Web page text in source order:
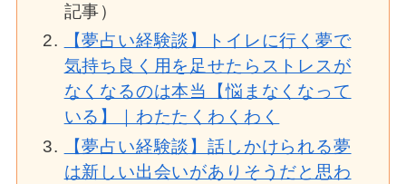
記事）
【夢占い経験談】トイレに行く夢で
気持ち良く用を足せたらストレスが
なくなるのは本当【悩まなくなって
いる】｜わたたくわくわく
【夢占い経験談】話しかけられる夢
は新しい出会いがありそうだと思わ